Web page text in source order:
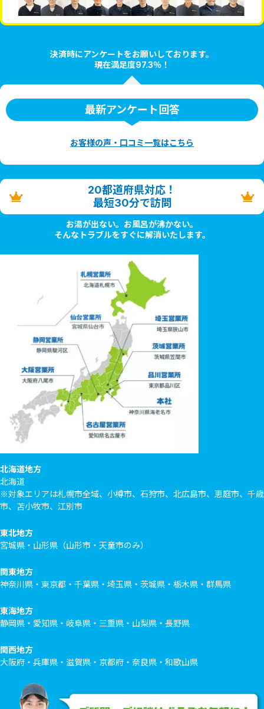
決済時にアンケートをお願いしております。
現在満足度97.3％！
最新アンケート回答
お客様の声・口コミ一覧はこちら
20都道府県対応！
最短30分で訪問
お湯が出ない。お風呂が沸かない。
そんなトラブルをすぐに解消いたします。
北海道地方
北海道
※対象エリアは札幌市全域、小樽市、石狩市、北広島市、恵庭市、千歳
市、苫小牧市、江別市
東北地方
宮城県・山形県（山形市・天童市のみ）
関東地方
神奈川県・東京都・千葉県・埼玉県・茨城県・栃木県・群馬県
東海地方
静岡県・愛知県・岐阜県・三重県・山梨県・長野県
関西地方
大阪府・兵庫県・滋賀県・京都府・奈良県・和歌山県